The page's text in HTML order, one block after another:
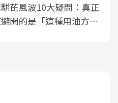
芘風波10大疑問：真正
開的是「這種用油方